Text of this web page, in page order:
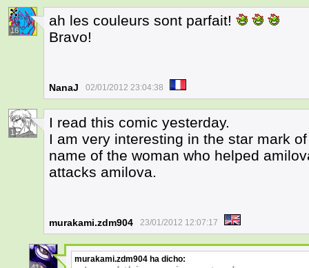
16
ah les couleurs sont parfait!
Bravo!
NanaJ 02/01/2012 23:04:38
1
I read this comic yesterday.
I am very interesting in the star mark
name of the woman who helped
attacks amilova.
murakami.zdm904 23/01/2012 12:07:17
murakami.zdm904 ha dicho: